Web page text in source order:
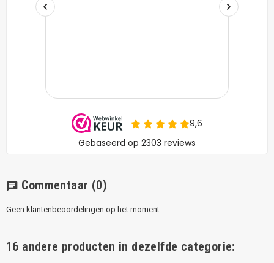
chat Commentaar (0)
Geen klantenbeoordelingen op het moment.
16 andere producten in dezelfde categorie: